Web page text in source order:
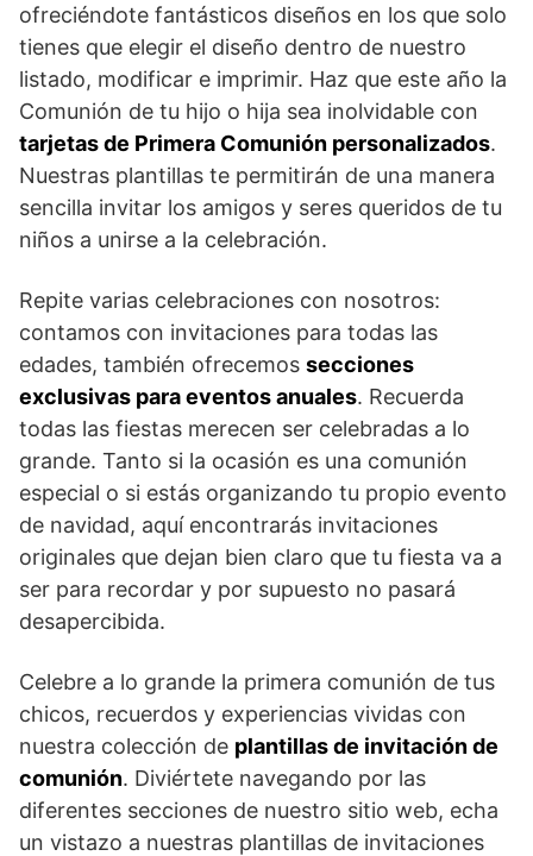
ofreciéndote fantásticos diseños en los que solo
tienes que elegir el diseño dentro de nuestro
listado, modificar e imprimir. Haz que este año la
Comunión de tu hijo o hija sea inolvidable con
tarjetas de Primera Comunión personalizados.
Nuestras plantillas te permitirán de una manera
sencilla invitar los amigos y seres queridos de tu
niños a unirse a la celebración.
Repite varias celebraciones con nosotros:
contamos con invitaciones para todas las
edades, también ofrecemos secciones
exclusivas para eventos anuales. Recuerda
todas las fiestas merecen ser celebradas a lo
grande. Tanto si la ocasión es una comunión
especial o si estás organizando tu propio evento
de navidad, aquí encontrarás invitaciones
originales que dejan bien claro que tu fiesta va a
ser para recordar y por supuesto no pasará
desapercibida.
Celebre a lo grande la primera comunión de tus
chicos, recuerdos y experiencias vividas con
nuestra colección de plantillas de invitación de
comunión. Diviértete navegando por las
diferentes secciones de nuestro sitio web, echa
un vistazo a nuestras plantillas de invitaciones